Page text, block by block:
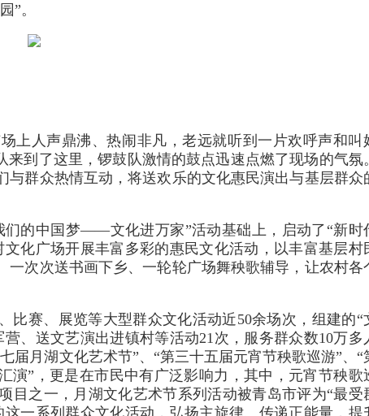
”。
上人声鼎沸、热闹非凡，老远就听到一片欢呼声和叫
到了这里，锣鼓队激情的鼓点迅速点燃了现场的气氛。
群众热情互动，将送欢乐的文化惠民演出与基层群众
们的中国梦——文化进万家”活动基础上，启动了“新时
化广场开展丰富多彩的惠民文化活动，以丰富基层村
次次送书画下乡、一轮轮广场舞秧歌辅导，让农村各
比赛、展览等大型群众文化活动近50余场次，组建的“
、送文艺演出进镇村等活动21次，服务群众数10万多
届月湖文化艺术节”、“第三十五届元宵节秧歌巡游”、“
演”，更是在市民中有广泛影响力，其中，元宵节秧歌
目之一，月湖文化艺术节系列活动被青岛市评为“最受
一系列群众文化活动，弘扬主旋律、传递正能量，提